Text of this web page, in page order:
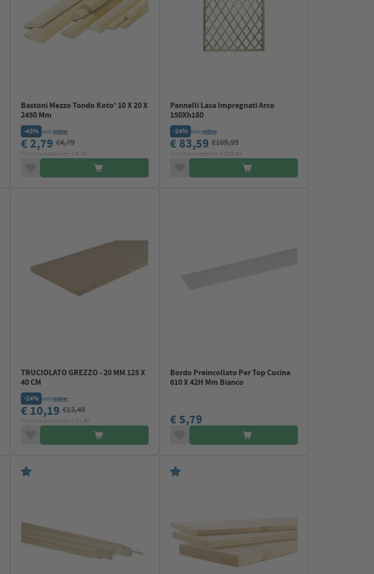
Bastoni Mezzo Tondo Koto' 10 X 20 X
2450 Mm
-42% soloonline
€ 2,79€4,79
Pannelli Lasa Impregnati Arco
150Xh180
-24% soloonline
€ 83,59€109,99
TRUCIOLATO GREZZO - 20 MM 125 X
40 CM
-24% soloonline
€ 10,19€13,49
Bordo Preincollato Per Top Cucina
610 X 42H Mm Bianco
€ 5,79